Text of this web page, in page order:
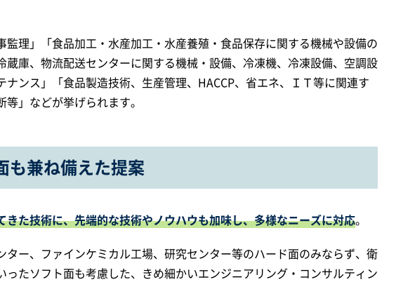
理」「食品加工・水産加工・水産養殖・食品保存に関する機械や設備の
庫、物流配送センターに関する機械・設備、冷凍機、冷凍設備、空調設
ンス」「食品製造技術、生産管理、HACCP、省エネ、ＩＴ等に関連す
」などが挙げられます。
も兼ね備えた提案
きた技術に、先端的な技術やノウハウも加味し、多様なニーズに対応。
ー、ファインケミカル工場、研究センター等のハード面のみならず、衛
たソフト面も考慮した、きめ細かいエンジニアリング・コンサルティン